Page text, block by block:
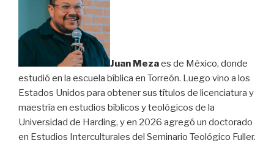
Juan Mezaes de México, donde
estudió en la escuela bíblica en Torreón. Luego vino a los
Estados Unidos para obtener sus títulos de licenciatura y
maestría en estudios bíblicos y teológicos de la
Universidad de Harding, y en 2026 agregó un doctorado
en Estudios Interculturales del Seminario Teológico Fuller.